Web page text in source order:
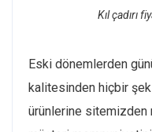
Kıl çadırı
Eski dönemlerden
kalitesinden hiçbir
ürünlerine sitemizden